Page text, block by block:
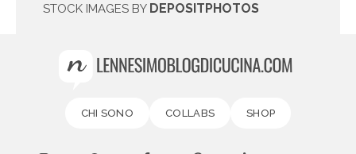
STOCK IMAGES BY DEPOSITPHOTOS
CHI SONO COLLABS SHOP